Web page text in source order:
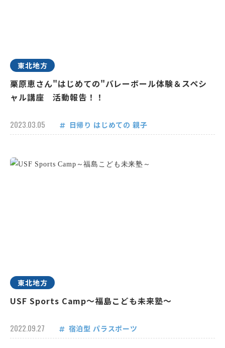
東北地方
栗原恵さん"はじめての"バレーボール体験＆スペシ
ャル講座 活動報告！！
2023.03.05 日帰り はじめての 親子
東北地方
USF Sports Camp～福島こども未来塾～
2022.09.27 宿泊型 パラスポーツ